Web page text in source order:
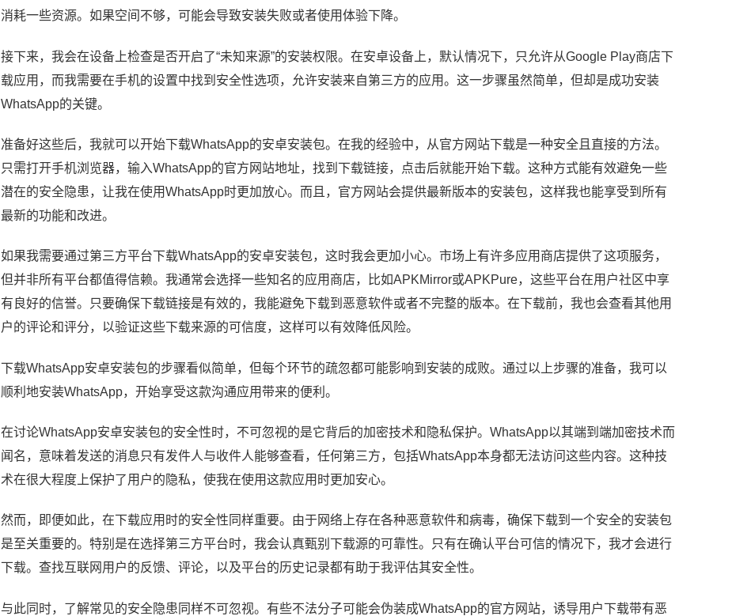
消耗一些资源。如果空间不够，可能会导致安装失败或者使用体验下降。
接下来，我会在设备上检查是否开启了“未知来源”的安装权限。在安卓设备上，默认情况下，只允许从Google Play商店下
载应用，而我需要在手机的设置中找到安全性选项，允许安装来自第三方的应用。这一步骤虽然简单，但却是成功安装
WhatsApp的关键。
准备好这些后，我就可以开始下载WhatsApp的安卓安装包。在我的经验中，从官方网站下载是一种安全且直接的方法。
只需打开手机浏览器，输入WhatsApp的官方网站地址，找到下载链接，点击后就能开始下载。这种方式能有效避免一些
潜在的安全隐患，让我在使用WhatsApp时更加放心。而且，官方网站会提供最新版本的安装包，这样我也能享受到所有
最新的功能和改进。
如果我需要通过第三方平台下载WhatsApp的安卓安装包，这时我会更加小心。市场上有许多应用商店提供了这项服务，
但并非所有平台都值得信赖。我通常会选择一些知名的应用商店，比如APKMirror或APKPure，这些平台在用户社区中享
有良好的信誉。只要确保下载链接是有效的，我能避免下载到恶意软件或者不完整的版本。在下载前，我也会查看其他用
户的评论和评分，以验证这些下载来源的可信度，这样可以有效降低风险。
下载WhatsApp安卓安装包的步骤看似简单，但每个环节的疏忽都可能影响到安装的成败。通过以上步骤的准备，我可以
顺利地安装WhatsApp，开始享受这款沟通应用带来的便利。
在讨论WhatsApp安卓安装包的安全性时，不可忽视的是它背后的加密技术和隐私保护。WhatsApp以其端到端加密技术而
闻名，意味着发送的消息只有发件人与收件人能够查看，任何第三方，包括WhatsApp本身都无法访问这些内容。这种技
术在很大程度上保护了用户的隐私，使我在使用这款应用时更加安心。
然而，即便如此，在下载应用时的安全性同样重要。由于网络上存在各种恶意软件和病毒，确保下载到一个安全的安装包
是至关重要的。特别是在选择第三方平台时，我会认真甄别下载源的可靠性。只有在确认平台可信的情况下，我才会进行
下载。查找互联网用户的反馈、评论，以及平台的历史记录都有助于我评估其安全性。
与此同时，了解常见的安全隐患同样不可忽视。有些不法分子可能会伪装成WhatsApp的官方网站，诱导用户下载带有恶